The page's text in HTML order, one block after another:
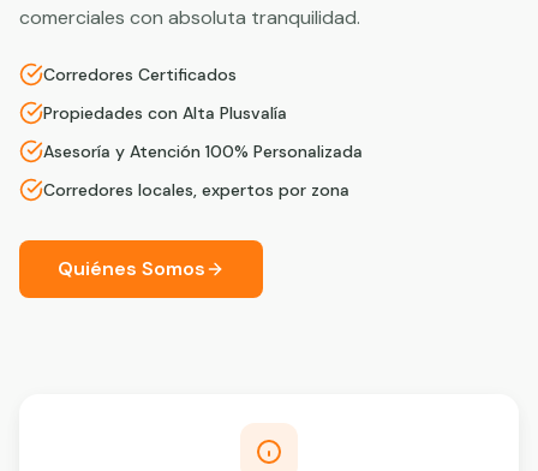
comerciales con absoluta tranquilidad.
Corredores Certificados
Propiedades con Alta Plusvalía
Asesoría y Atención 100% Personalizada
Corredores locales, expertos por zona
Quiénes Somos